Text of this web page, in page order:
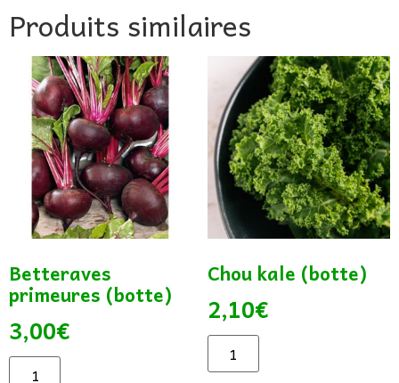
Produits similaires
Betteraves
primeures (botte)
3,00€
Chou kale (botte)
2,10€